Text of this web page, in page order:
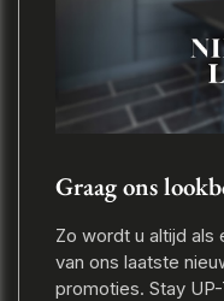
Graag ons
Zo wordt u altijd
van ons laatste
promoties. Stay